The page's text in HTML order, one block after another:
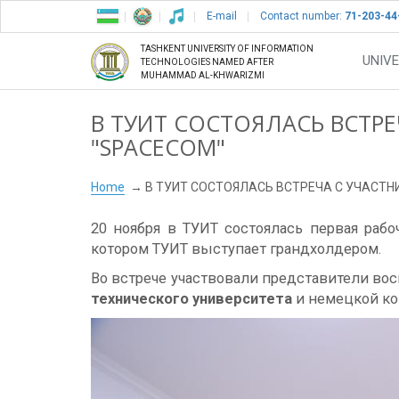
E-mail Contact number: 71-203-
TASHKENT UNIVERSITY OF INFORMATION
TECHNOLOGIES NAMED AFTER
MUHAMMAD AL-KHWARIZMI
В ТУИТ СОСТОЯЛАСЬ
"SPACECOM"
Home В ТУИТ СОСТОЯЛАСЬ ВСТРЕЧА С
20 ноября в ТУИТ состоялась первая
котором ТУИТ выступает грандхолдером.
Во встрече участвовали представители
технического университета и немецкой